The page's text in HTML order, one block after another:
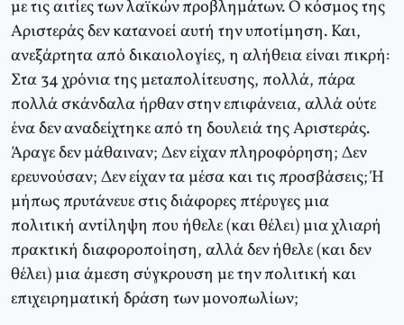
με τις αιτίες των λαϊκών προβλημάτων. Ο κόσμος της
Αριστεράς δεν κατανοεί αυτή την υποτίμηση. Και,
ανεξάρτητα από δικαιολογίες, η αλήθεια είναι πικρή:
Στα 34 χρόνια της μεταπολίτευσης, πολλά, πάρα
πολλά σκάνδαλα ήρθαν στην επιφάνεια, αλλά ούτε
ένα δεν αναδείχτηκε από τη δουλειά της Αριστεράς.
Άραγε δεν μάθαιναν; Δεν είχαν πληροφόρηση; Δεν
ερευνούσαν; Δεν είχαν τα μέσα και τις προσβάσεις; Ή
μήπως πρυτάνευε στις διάφορες πτέρυγες μια
πολιτική αντίληψη που ήθελε (και θέλει) μια χλιαρή
πρακτική διαφοροποίηση, αλλά δεν ήθελε (και δεν
θέλει) μια άμεση σύγκρουση με την πολιτική και
επιχειρηματική δράση των μονοπωλίων;